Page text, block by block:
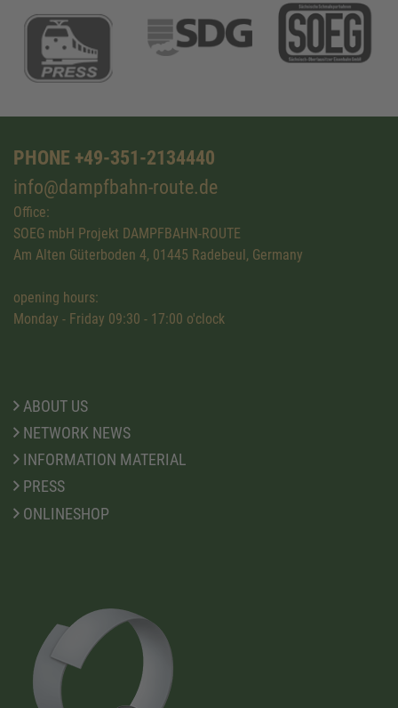
PHONE +49-351-2134440
info@dampfbahn-route.de
Office:
SOEG mbH Projekt DAMPFBAHN-ROUTE
Am Alten Güterboden 4, 01445 Radebeul, Germany
opening hours:
Monday - Friday 09:30 - 17:00 o'clock
ABOUT US
NETWORK NEWS
INFORMATION MATERIAL
PRESS
ONLINESHOP